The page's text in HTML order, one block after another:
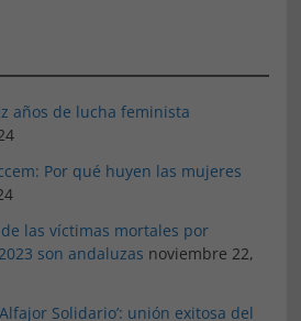
años de lucha feminista
Por qué huyen las mujeres
las víctimas mortales por
son andaluzas noviembre 22,
Solidario’: unión exitosa del